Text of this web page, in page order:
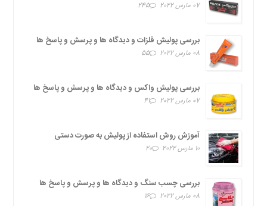
07 مارس 2022 245
بررسی پولیش فلزات و دیدگاه ها و پرسش و پاسخ ها
08 مارس 2022 55
بررسی پولیش واکس و دیدگاه ها و پرسش و پاسخ ها
07 مارس 2022 41
آموزش روش استفاده از پولیش به صورت دستی
10 مارس 2022 20
بررسی چسب سنگ و دیدگاه ها و پرسش و پاسخ ها
08 مارس 2022 16